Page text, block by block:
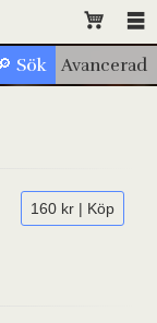
160 kr | Köp